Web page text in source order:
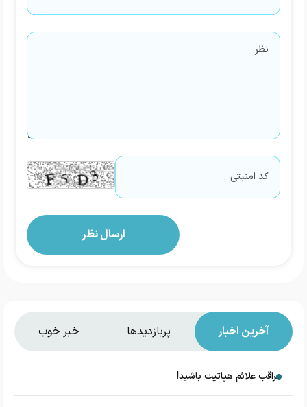
آخرین اخبار پربازدیدها خبر خوب
مراقب علائم هپاتیت باشید!